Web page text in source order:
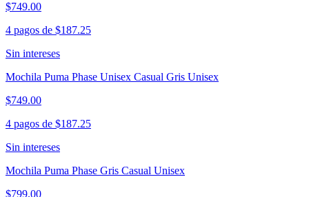
$749.00
4 pagos de $187.25
Sin intereses
Mochila Puma Phase Unisex Casual Gris Unisex
$749.00
4 pagos de $187.25
Sin intereses
Mochila Puma Phase Gris Casual Unisex
$799.00